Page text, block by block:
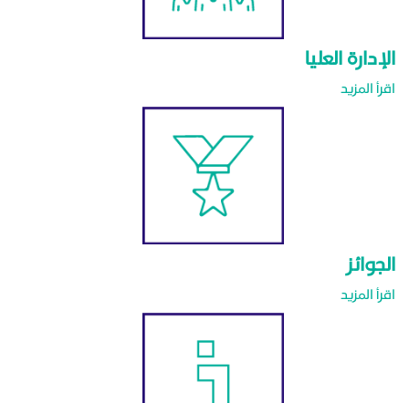
الإدارة العليا
اقرأ المزيد
الجوائز
اقرأ المزيد